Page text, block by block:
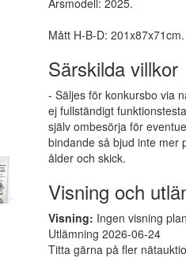
Årsmodell: 2025.
Mått H-B-D: 201x87x71cm.
Särskilda villkor
- Säljes för konkursbo via
ej fullständigt
själv ombesörja för
bindande så bjud inte mer
ålder och skick.
Visning och
Visning: Ingen visning
Utlämning 2026-06-24
Titta gärna på fler